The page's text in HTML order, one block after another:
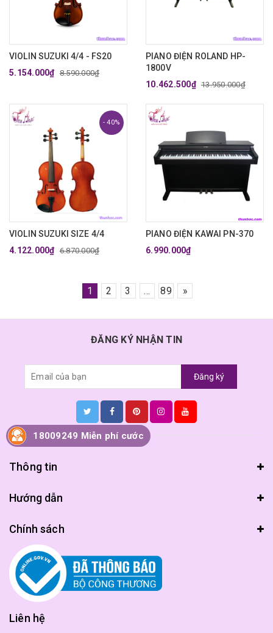
VIOLIN SUZUKI 4/4 - FS20
5.154.000₫ 8.590.000₫
PIANO ĐIỆN ROLAND HP-
1800V
10.462.500₫ 13.950.000₫
- 40%
VIOLIN SUZUKI SIZE 4/4
4.122.000₫ 6.870.000₫
PIANO ĐIỆN KAWAI PN-370
6.990.000₫
1 2 3 ... 89 »
ĐĂNG KÝ NHẬN TIN
Đăng ký
Thông tin
Hướng dẫn
Chính sách
Liên hệ
18009249 Miễn phí cước